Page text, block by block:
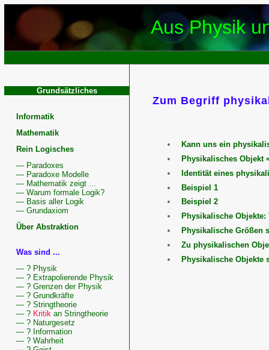
Aus Physik
Grundsätzliches
Informatik
Mathematik
Rein Logisches
— Paradoxes
— Paradoxe Modelle
— Mathematik zeigt ...
— Warum formale Logik?
— Basis aller Logik
— Grundaxiom
Über Abstraktion
Was sind ...
— ? Physik
— ? Extrapolierende Physik
— ? Grenzen der Physik
— ? Grundkräfte
— ? Stringtheorie
— ? Kritik an Stringtheorie
— ? Naturgesetz
— ? Information
— ? Wahrheit
Diskussion
Zum Begriff
Kann uns ein
Physikalisches Objekt
Identität eines
Beispiel 1
Beispiel 2
Physikalische Objekte:
Physikalische Größen
Zu physikalischen
Physikalische Objekte